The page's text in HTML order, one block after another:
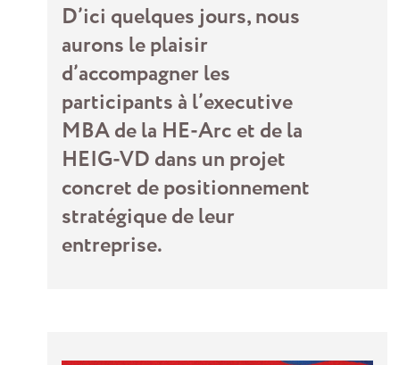
D’ici quelques jours, nous
aurons le plaisir
d’accompagner les
participants à l’executive
MBA de la HE-Arc et de la
HEIG-VD dans un projet
concret de positionnement
stratégique de leur
entreprise.